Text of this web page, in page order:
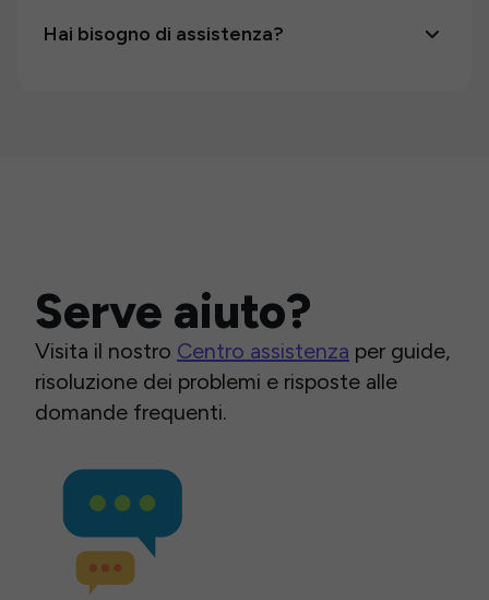
Hai bisogno di assistenza?
Serve aiuto?
Visita il nostro Centro assistenza per guide,
risoluzione dei problemi e risposte alle
domande frequenti.